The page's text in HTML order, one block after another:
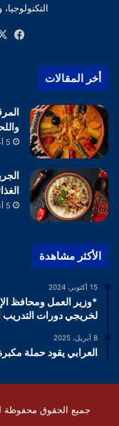
أخر المقالات
5 أغسطس، 2026
5 أغسطس، 2026
الأكثر مشاهدة
15 أكتوبر، 2024
*وزير العمل ومحافظ
لخريجي دورات التدريب
8 أبريل، 2025
العرابي يقود حملة
جميع الحقوق محفوظة